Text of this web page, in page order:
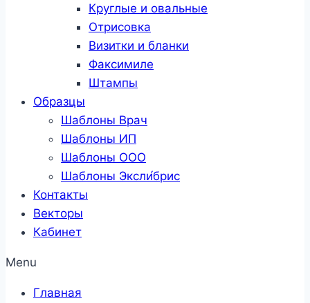
Круглые и овальные
Отрисовка
Визитки и бланки
Факсимиле
Штампы
Образцы
Шаблоны Врач
Шаблоны ИП
Шаблоны ООО
Шаблоны Эксли́брис
Контакты
Векторы
Кабинет
Menu
Главная